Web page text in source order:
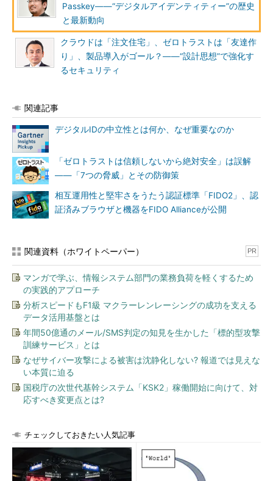
Passkey――“デジタルアイデンティティー”の歴史
と最新動向
クラウドは「注文住宅」、ゼロトラストは「友達作
り」、製品導入がゴール？――“設計思想”で強化す
るセキュリティ
関連記事
デジタルIDの中立性とは何か、なぜ重要なのか
「ゼロトラストは信頼しないから絶対安全」は誤解
――「7つの脅威」とその防御策
相互運用性と堅牢さをうたう認証標準「FIDO2」、認
証済みブラウザと機器をFIDO Allianceが公開
関連資料（ホワイトペーパー） PR
マンガで学ぶ、情報システム部門の業務負荷を軽くするため
の実践的アプローチ
分析スピードもF1級 マクラーレンレーシングの成功を支える
データ活用基盤とは
年間50億通のメール/SMS判定の知見を生かした「標的型攻撃
訓練サービス」とは
なぜサイバー攻撃による被害は沈静化しない? 報道では見えな
い本質に迫る
国税庁の次世代基幹システム「KSK2」稼働開始に向けて、対
応すべき変更点とは?
チェックしておきたい人気記事